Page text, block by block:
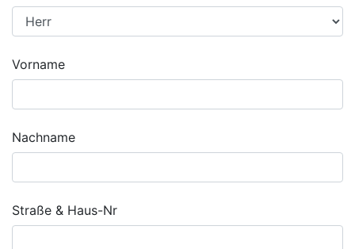
Vorname
Nachname
Straße & Haus-Nr